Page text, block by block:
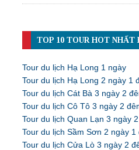
TOP 10 TOUR HOT NHẤT
Tour du lịch Hạ Long 1 ngày
Tour du lịch Hạ Long 2 ngày 1
Tour du lịch Cát Bà 3 ngày 2
Tour du lịch Cô Tô 3 ngày 2
Tour du lịch Quan Lạn 3 ngày
Tour du lịch Sầm Sơn 2 ngày 1
Tour du lịch Cửa Lò 3 ngày 2